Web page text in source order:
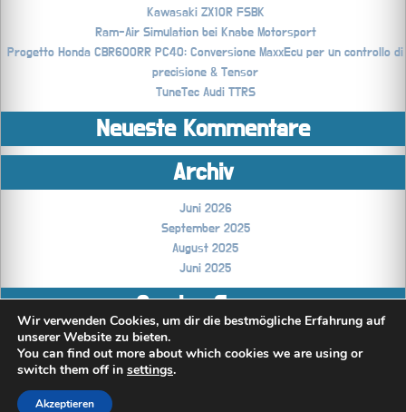
Kawasaki ZX10R FSBK
Ram-Air Simulation bei Knabe Motorsport
Progetto Honda CBR600RR PC40: Conversione MaxxEcu per un controllo di
precisione & Tensor
TuneTec Audi TTRS
Neueste Kommentare
Archiv
Juni 2026
September 2025
August 2025
Juni 2025
Coming Soon..
Wir verwenden Cookies, um dir die bestmögliche Erfahrung auf
unserer Website zu bieten.
You can find out more about which cookies we are using or
switch them off in settings.
Akzeptieren